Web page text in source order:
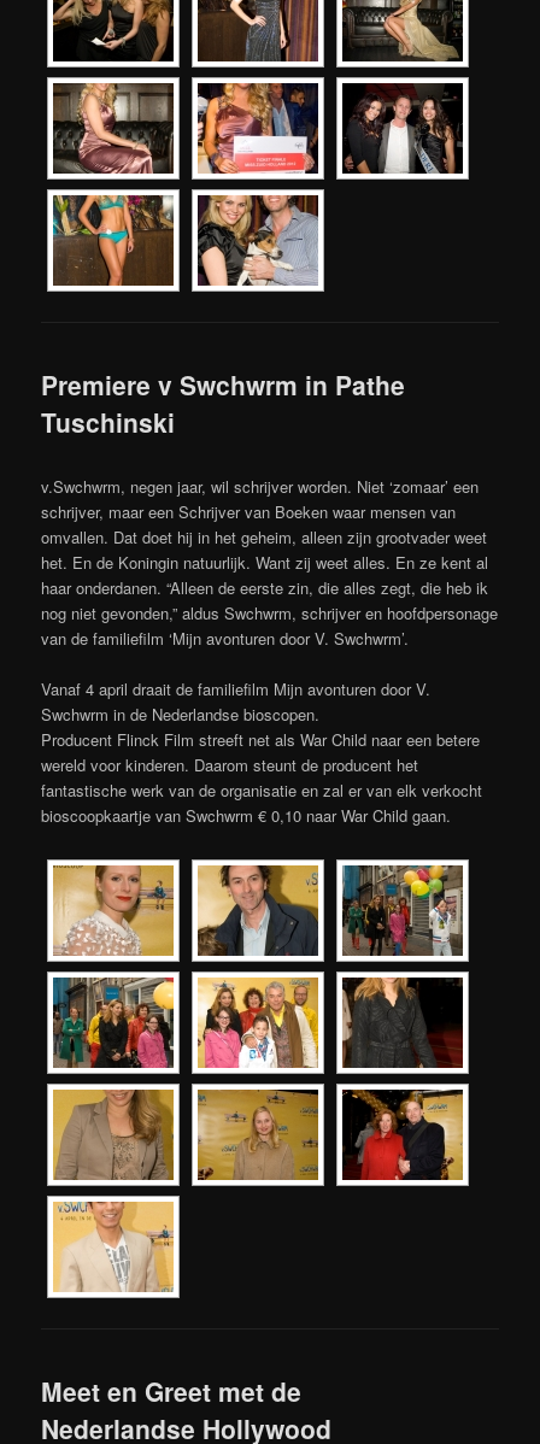
Premiere v Swchwrm in Pathe
Tuschinski
v.Swchwrm, negen jaar, wil schrijver worden. Niet ‘zomaar’ een
schrijver, maar een Schrijver van Boeken waar mensen van
omvallen. Dat doet hij in het geheim, alleen zijn grootvader weet
het. En de Koningin natuurlijk. Want zij weet alles. En ze kent al
haar onderdanen. “Alleen de eerste zin, die alles zegt, die heb ik
nog niet gevonden,” aldus Swchwrm, schrijver en hoofdpersonage
van de familiefilm ‘Mijn avonturen door V. Swchwrm’.
Vanaf 4 april draait de familiefilm Mijn avonturen door V.
Swchwrm in de Nederlandse bioscopen.
Producent Flinck Film streeft net als War Child naar een betere
wereld voor kinderen. Daarom steunt de producent het
fantastische werk van de organisatie en zal er van elk verkocht
bioscoopkaartje van Swchwrm € 0,10 naar War Child gaan.
Meet en Greet met de
Nederlandse Hollywood